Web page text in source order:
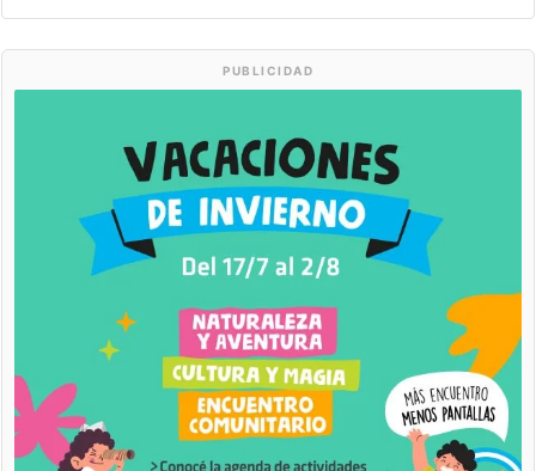
PUBLICIDAD